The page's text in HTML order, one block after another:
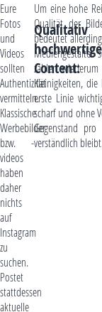
Eure
Fotos
und
Videos
sollten
Authentizität
vermitteln.
Klassische
Werbebilder
bzw. -
videos
haben
daher
nichts
auf
Instagram
zu
suchen.
Postet
stattdessen
aktuelle
Qualitativ
Content:
Um eine hohe
Qualität der
bedeutet
Mediengestalter
zahlen
Kleinigkeiten,
erste Linie
scharf und ohne
Gegenstand
verständlich